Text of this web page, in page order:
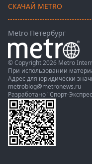
СКАЧАЙ METRO
Metro Петербург
© Copyright 2026 Metro
При использовании
Адрес для юридически
metroblog@metronews.ru
Разработано "Спорт-